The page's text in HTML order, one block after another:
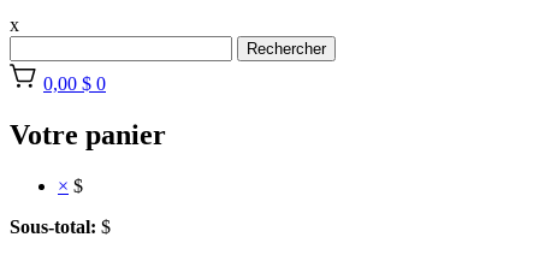
x
Rechercher
0,00 $ 0
Votre panier
× $
Sous-total: $